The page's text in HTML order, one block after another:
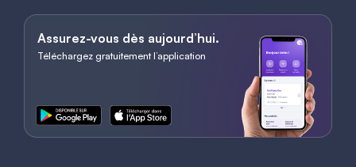
Assurez-vous dès aujourd’hui.
Téléchargez gratuitement l’application